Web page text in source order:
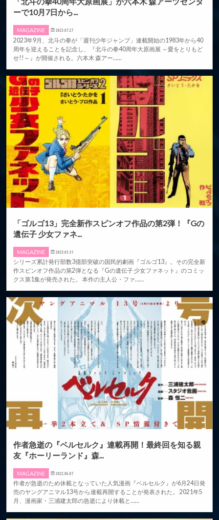
ーで10月7日から...
MAGAZINE 2023.07.27
2023年9月、北斗の拳が「週刊少年ジャンプ」連載開始の1983年から40
周年を迎えることを記念し、『北斗の拳40周年大原画展 ～愛をとりもど
せ!!～』が開催される。六本木 森アー……
「ゴルゴ13」完全新作スピンオフ作品の第2弾！『Gの
遺伝子 少女ファネ...
MAGAZINE 2023.05.31
シリーズ累計発行部数3億部突破の国民的劇画『ゴルゴ13』。その完全新
作スピンオフ作品の第2弾となる『Gの遺伝子 少女ファネット』のコミッ
クス第1集が発売された。 本作の主人公・ファ……
作者急逝の『ベルセルク』連載再開！最終回を知る親
友『ホーリーランド』森...
MAGAZINE 2022.06.07
作者が急逝のため休載となっていた人気漫画『ベルセルク』が6月24日発
売のヤングアニマル13号から連載再開することが発表された。 2021年5
月、漫画家・三浦建太郎の急逝により休載と……